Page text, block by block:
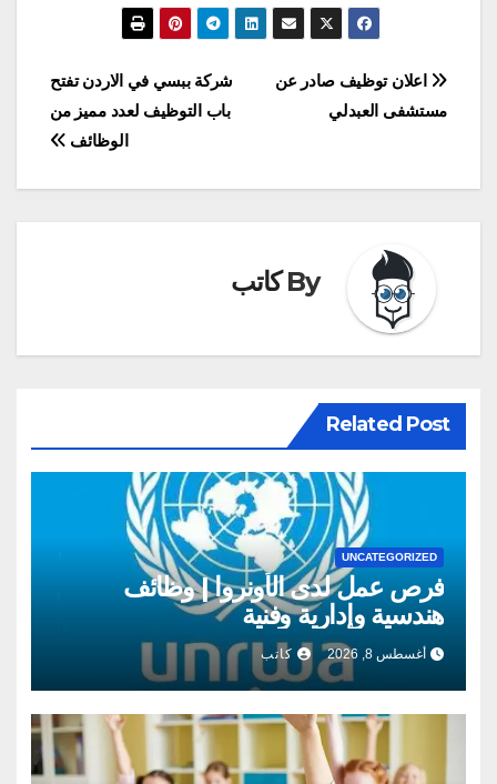
تصفّح
المقالات
شركة ببسي في الاردن تفتح
باب التوظيف لعدد مميز من
الوظائف
اعلان توظيف صادر عن
مستشفى العبدلي
By كاتب
Related Post
UNCATEGORIZED
فرص عمل لدى الأونروا | وظائف
هندسية وإدارية وفنية
أغسطس 8, 2026 كاتب